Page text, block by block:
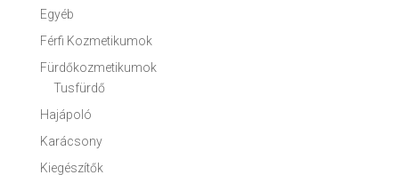
Egyéb
Férfi Kozmetikumok
Fürdőkozmetikumok
Tusfürdő
Hajápoló
Karácsony
Kiegészítők